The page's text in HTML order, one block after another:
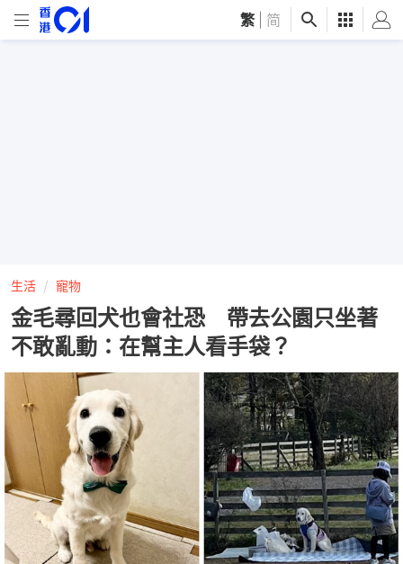
繁 简
生活 寵物
金毛尋回犬也會社恐 帶去公園只坐著
不敢亂動：在幫主人看手袋？